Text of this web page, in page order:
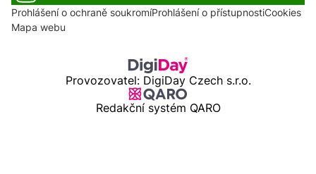
Prohlášení o ochraně soukromíProhlášení o přístupnostiCookies
Mapa webu
Provozovatel: DigiDay Czech s.r.o.
Redakční systém QARO